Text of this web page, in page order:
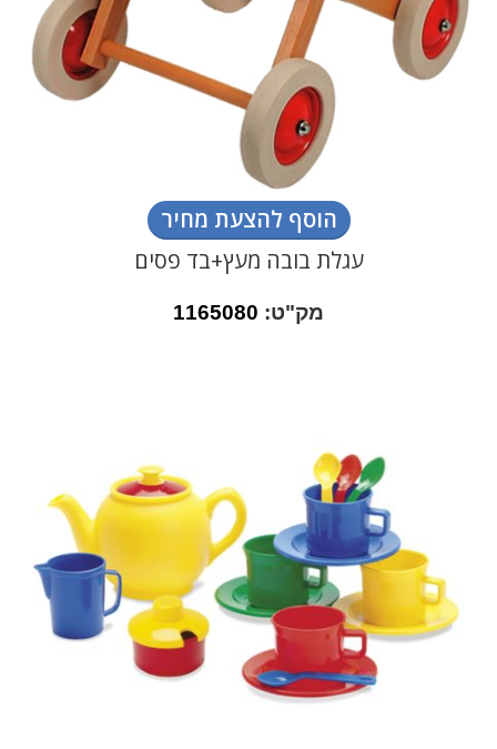
הוסף להצעת מחיר
עגלת בובה מעץ+בד פסים
מק"ט: 1165080